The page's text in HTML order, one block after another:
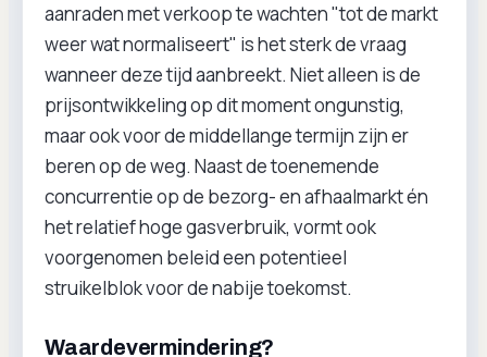
aanraden met verkoop te wachten "tot de markt
weer wat normaliseert" is het sterk de vraag
wanneer deze tijd aanbreekt. Niet alleen is de
prijsontwikkeling op dit moment ongunstig,
maar ook voor de middellange termijn zijn er
beren op de weg. Naast de toenemende
concurrentie op de bezorg- en afhaalmarkt én
het relatief hoge gasverbruik, vormt ook
voorgenomen beleid een potentieel
struikelblok voor de nabije toekomst.
Waardevermindering?